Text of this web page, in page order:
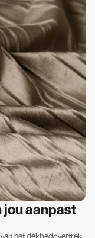
jou aanpast
het dekbedovertrek